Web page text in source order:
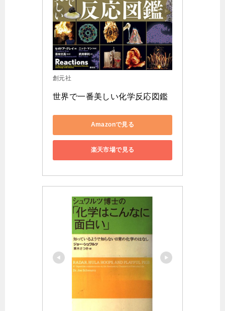
創元社
世界で一番美しい化学反応図鑑
Amazonで見る
楽天市場で見る